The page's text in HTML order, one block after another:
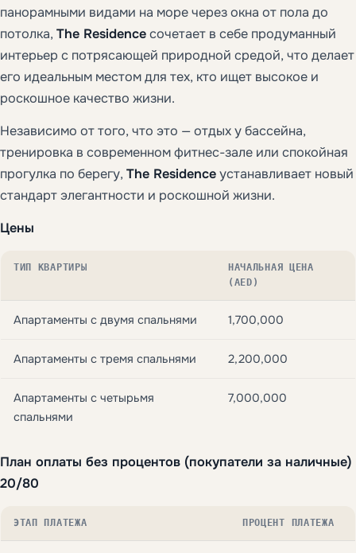
панорамными видами на море через окна от пола до
потолка, The Residenceсочетает в себе продуманный
интерьер с потрясающей природной средой, что делает
его идеальным местом для тех, кто ищет высокое и
роскошное качество жизни.
Независимо от того, что это — отдых у бассейна,
тренировка в современном фитнес-зале или спокойная
прогулка по берегу, The Residenceустанавливает новый
стандарт элегантности и роскошной жизни.
Цены
ТИП КВАРТИРЫ
НАЧАЛЬНАЯ ЦЕНА
(AED)
Апартаменты с двумя спальнями 1,700,000
Апартаменты с тремя спальнями 2,200,000
Апартаменты с четырьмя
спальнями
7,000,000
План оплаты без процентов (покупатели за наличные)
20/80
ЭТАП ПЛАТЕЖА ПРОЦЕНТ ПЛАТЕЖА